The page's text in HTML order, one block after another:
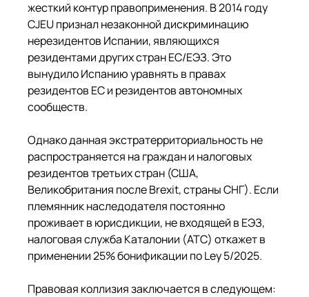
жесткий контур правоприменения. В 2014 году
CJEU признал незаконной дискриминацию
нерезидентов Испании, являющихся
резидентами других стран ЕС/ЕЭЗ. Это
вынудило Испанию уравнять в правах
резидентов ЕС и резидентов автономных
сообществ.
Однако данная экстратерриториальность не
распространяется на граждан и налоговых
резидентов третьих стран (США,
Великобритания после Brexit, страны СНГ). Если
племянник наследодателя постоянно
проживает в юрисдикции, не входящей в ЕЭЗ,
налоговая служба Каталонии (ATC) откажет в
применении 25% бонификации по Ley 5/2025.
Правовая коллизия заключается в следующем: